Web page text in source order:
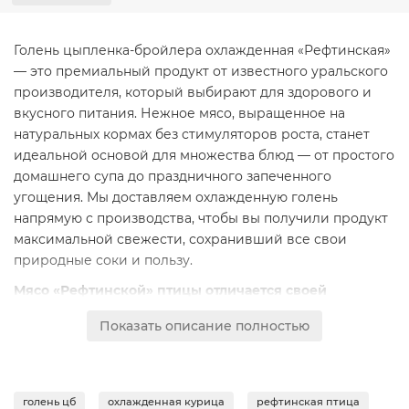
Голень цыпленка-бройлера охлажденная «Рефтинская»
— это премиальный продукт от известного уральского
производителя, который выбирают для здорового и
вкусного питания. Нежное мясо, выращенное на
натуральных кормах без стимуляторов роста, станет
идеальной основой для множества блюд — от простого
домашнего супа до праздничного запеченного
угощения. Мы доставляем охлажденную голень
напрямую с производства, чтобы вы получили продукт
максимальной свежести, сохранивший все свои
природные соки и пользу.
Мясо «Рефтинской» птицы отличается своей
натуральным вкусом. Охлажденный формат хранения,
яркий аромат и полный набор питательных веществ.
Показать описание полностью
голень цб охлажденная курица рефтинская птица